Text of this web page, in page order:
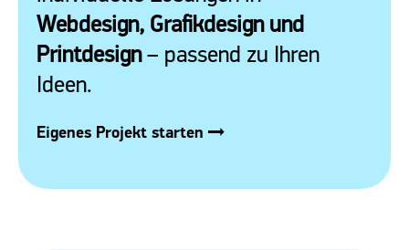
Webdesign, Grafikdesign und
Printdesign– passend zu Ihren
Ideen.
Eigenes Projekt starten